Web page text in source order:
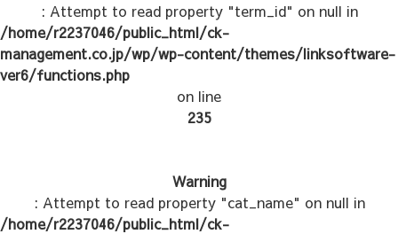
: Attempt to read property "term_id" on null in
/home/r2237046/public_html/ck-
management.co.jp/wp/wp-content/themes/linksoftware-
ver6/functions.php
on line
235
Warning
: Attempt to read property "cat_name" on null in
/home/r2237046/public_html/ck-